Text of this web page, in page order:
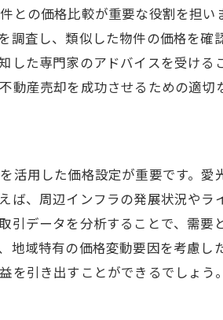
学校や医療施設の充実度が持つ価値
との価格比較が重要な役割を担
調査し、類似した物件の価格を
した専門家のアドバイスを受け
産売却を成功させるための適切
用した価格設定が重要です。愛
ば、周辺インフラの発展状況や
引データを分析することで、需
地域特有の価格変動要因を考慮
引き出すことができるでしょう。